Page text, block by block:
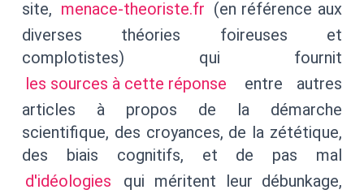
site, menace-theoriste.fr (en référence aux
diverses théories foireuses et
complotistes) qui fournit
les sources à cette réponse
entre autres
articles à propos de la démarche
scientifique, des croyances, de la zététique,
des biais cognitifs, et de pas mal
d'idéologies
qui méritent leur débunkage,